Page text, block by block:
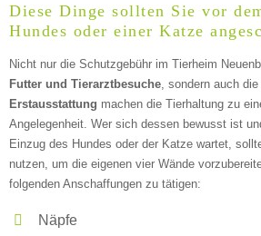
Freitag
—
ÖFFNUNGSZEITEN
Diese Dinge sollten Sie vor
Hundes oder einer Katze
Nicht nur die Schutzgebühr im Tierheim
Futter und Tierarztbesuche , sondern auch
Erstausstattung machen die Tierhaltung zu
Angelegenheit. Wer sich dessen bewusst ist
Einzug des Hundes oder der Katze wartet,
nutzen, um die eigenen vier Wände
folgenden Anschaffungen zu tätigen:
Näpfe